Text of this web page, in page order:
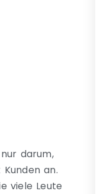
darum,
an.
viele Leute